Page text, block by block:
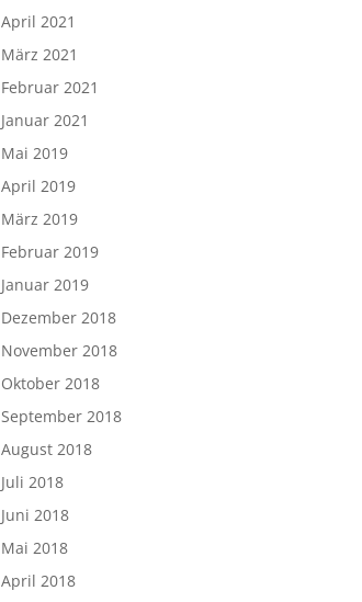
April 2021
März 2021
Februar 2021
Januar 2021
Mai 2019
April 2019
März 2019
Februar 2019
Januar 2019
Dezember 2018
November 2018
Oktober 2018
September 2018
August 2018
Juli 2018
Juni 2018
Mai 2018
April 2018